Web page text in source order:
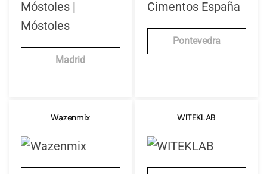
Madrid
Pontevedra
Wazenmix WITEKLAB